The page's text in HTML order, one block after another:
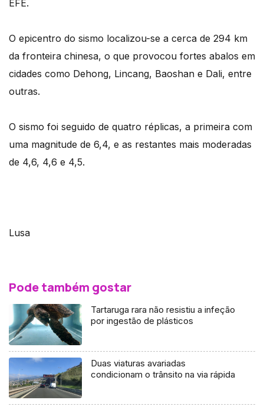
EFE.
O epicentro do sismo localizou-se a cerca de 294 km
da fronteira chinesa, o que provocou fortes abalos em
cidades como Dehong, Lincang, Baoshan e Dali, entre
outras.
O sismo foi seguido de quatro réplicas, a primeira com
uma magnitude de 6,4, e as restantes mais moderadas
de 4,6, 4,6 e 4,5.
Lusa
Pode também gostar
Tartaruga rara não resistiu a infeção
por ingestão de plásticos
Duas viaturas avariadas
condicionam o trânsito na via rápida